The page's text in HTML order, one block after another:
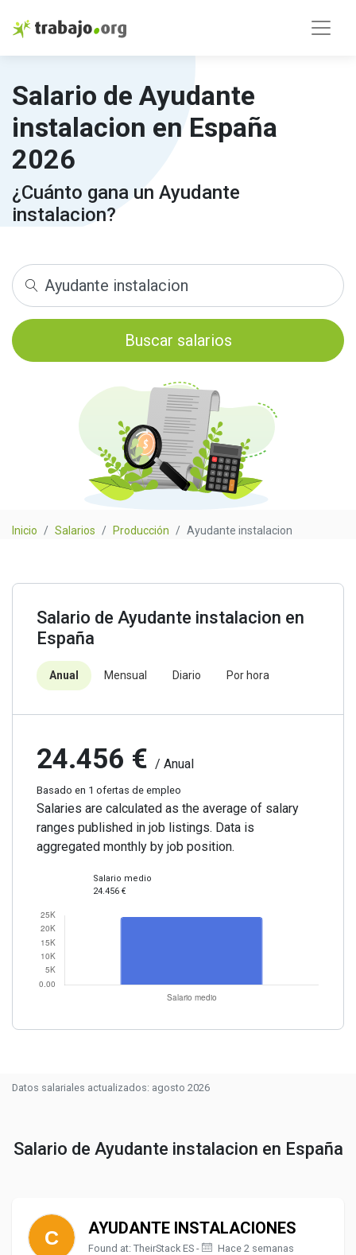
Salario de Ayudante
instalacion en España
2026
¿Cuánto gana un Ayudante
instalacion?
Buscar salarios
Inicio Salarios Producción Ayudante instalacion
Salario de Ayudante instalacion en
España
Anual Mensual Diario Por hora
24.456 € / Anual
Basado en 1 ofertas de empleo
Salaries are calculated as the average of salary
ranges published in job listings. Data is
aggregated monthly by job position.
Salario medio
24.456 €
Datos salariales actualizados: agosto 2026
Salario de Ayudante instalacion en España
AYUDANTE INSTALACIONES
Found at: TheirStack ES - Hace 2 semanas